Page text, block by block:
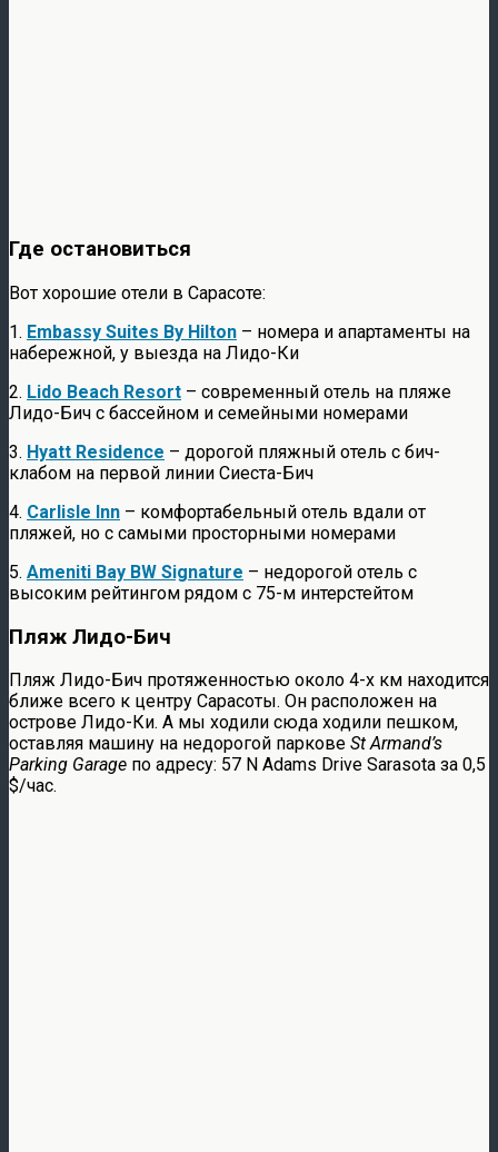
Где остановиться
Вот хорошие отели в Сарасоте:
1. Embassy Suites By Hilton – номера и апартаменты на
набережной, у выезда на Лидо-Ки
2. Lido Beach Resort – современный отель на пляже
Лидо-Бич с бассейном и семейными номерами
3. Hyatt Residence – дорогой пляжный отель с бич-
клабом на первой линии Сиеста-Бич
4. Carlisle Inn – комфортабельный отель вдали от
пляжей, но с самыми просторными номерами
5. Ameniti Bay BW Signature – недорогой отель с
высоким рейтингом рядом с 75-м интерстейтом
Пляж Лидо-Бич
Пляж Лидо-Бич протяженностью около 4-х км находится
ближе всего к центру Сарасоты. Он расположен на
острове Лидо-Ки. А мы ходили сюда ходили пешком,
оставляя машину на недорогой паркове St Armand’s
Parking Garage по адресу: 57 N Adams Drive Sarasota за 0,5
$/час.